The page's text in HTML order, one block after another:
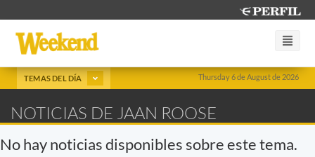
Thursday 6 de August de 2026
TEMAS DEL DÍA
NOTICIAS DE JAAN ROOSE
No hay noticias disponibles sobre este tema.